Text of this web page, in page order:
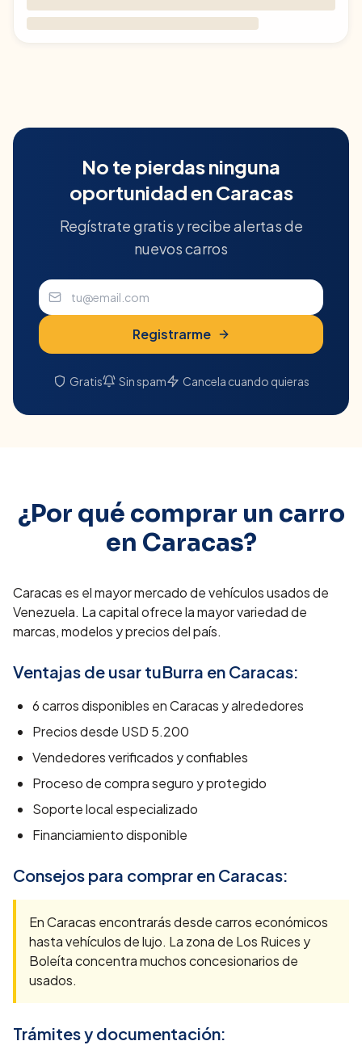
No te pierdas ninguna
oportunidad enCaracas
Regístrate gratis y recibe alertas de
nuevos carros
Registrarme
Gratis Sin spam Cancela cuando quieras
¿Por qué comprar un carro
en Caracas?
Caracas es el mayor mercado de vehículos usados de
Venezuela. La capital ofrece la mayor variedad de
marcas, modelos y precios del país.
Ventajas de usar tuBurra en Caracas:
6carros disponibles enCaracas y alrededores
Precios desde USD 5.200
Vendedores verificados y confiables
Proceso de compra seguro y protegido
Soporte local especializado
Financiamiento disponible
Consejos para comprar en Caracas:
En Caracas encontrarás desde carros económicos
hasta vehículos de lujo. La zona de Los Ruices y
Boleíta concentra muchos concesionarios de
usados.
Trámites y documentación: